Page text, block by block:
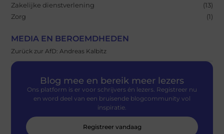
Zakelijke dienstverlening
(13)
Zorg
(1)
MEDIA EN BEROEMDHEDEN
Zurück zur AfD: Andreas Kalbitz
Blog mee en bereik meer lezers
Ons platform is er voor schrijvers én lezers. Registreer nu
en word deel van een bruisende blogcommunity vol
inspiratie.
Registreer vandaag